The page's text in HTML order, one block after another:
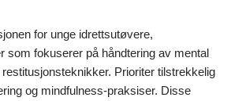
for unge idrettsutøvere,
som fokuserer på håndtering av mental
Prioriter tilstrekkelig
og mindfulness-praksiser. Disse